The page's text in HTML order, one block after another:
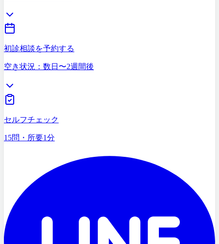
初診相談を予約する
空き状況：数日〜2週間後
セルフチェック
15問・所要1分